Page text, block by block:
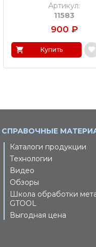
Артикул:
11583
900 ₽
Купить
СПРАВОЧНЫЕ
Каталоги продукции
Технологии
Видео
Обзоры
Школа обработки
GTOOL
Выгодная цена